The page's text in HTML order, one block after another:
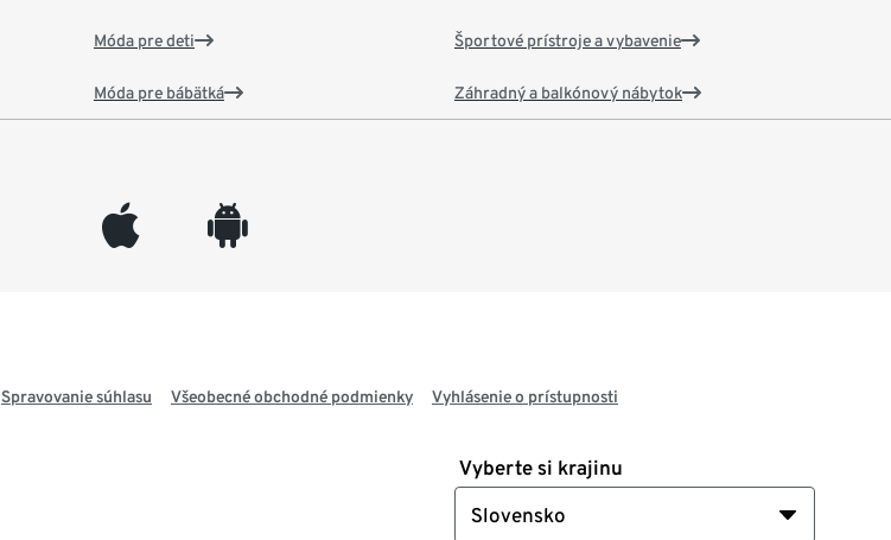
Móda pre deti
Móda pre bábätká
Športové prístroje a vybavenie
Záhradný a balkónový nábytok
appleinc android
Spravovanie súhlasu Všeobecné obchodné podmienky Vyhlásenie o prístupnosti
Vyberte si krajinu
Slovensko